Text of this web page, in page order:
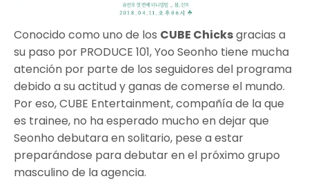
Conocido como uno de los CUBE Chicksgracias a
su paso por PRODUCE 101, Yoo Seonho tiene mucha
atención por parte de los seguidores del programa
debido a su actitud y ganas de comerse el mundo.
Por eso, CUBE Entertainment, compañía de la que
es trainee, no ha esperado mucho en dejar que
Seonho debutara en solitario, pese a estar
preparándose para debutar en el próximo grupo
masculino de la agencia.